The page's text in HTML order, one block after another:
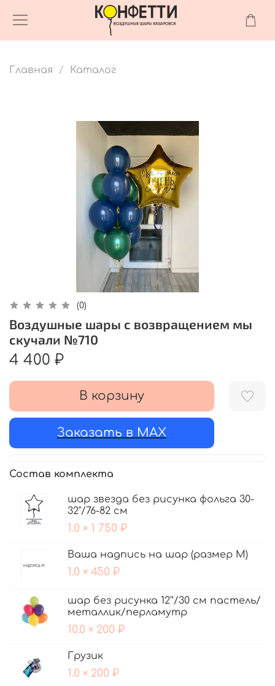
Главная Каталог
(0)
Воздушные шары с возвращением мы
скучали №710
4 400 ₽
В корзину
Заказать в MAX
Состав комплекта
шар звезда без рисунка фольга 30-
32"/76-82 см
1.0 × 1 750 ₽
Ваша надпись на шар (размер М)
1.0 × 450 ₽
шар без рисунка 12'’/30 см пастель/
металлик/перламутр
10.0 × 200 ₽
Грузик
1.0 × 200 ₽